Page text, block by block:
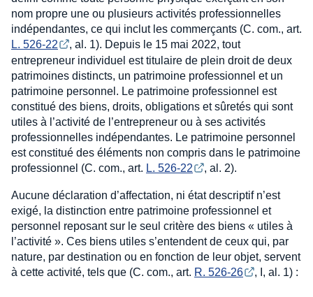
nom propre une ou plusieurs activités professionnelles
indépendantes, ce qui inclut les commerçants (C. com., art.
L. 526-22
, al. 1). Depuis le 15 mai 2022, tout
entrepreneur individuel est titulaire de plein droit de deux
patrimoines distincts, un patrimoine professionnel et un
patrimoine personnel. Le patrimoine professionnel est
constitué des biens, droits, obligations et sûretés qui sont
utiles à l’activité de l’entrepreneur ou à ses activités
professionnelles indépendantes. Le patrimoine personnel
est constitué des éléments non compris dans le patrimoine
professionnel (C. com., art. L. 526-22 , al. 2).
Aucune déclaration d’affectation, ni état descriptif n’est
exigé, la distinction entre patrimoine professionnel et
personnel reposant sur le seul critère des biens « utiles à
l’activité ». Ces biens utiles s’entendent de ceux qui, par
nature, par destination ou en fonction de leur objet, servent
à cette activité, tels que (C. com., art. R. 526-26 , I, al. 1) :